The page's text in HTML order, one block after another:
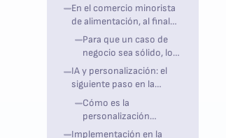
En el comercio minorista
de alimentación, al final
no cuenta el número de
descargas de la
aplicación, sino el efecto
económico. Para ello,
existen indicios fiables:
Para que un caso de
negocio sea sólido, los
minoristas no deben
fijarse solo en los
registros.
IA y personalización: el
siguiente paso en la
fidelización en el sector
de la alimentación
Cómo es la
personalización
asistida por software
Implementación en la